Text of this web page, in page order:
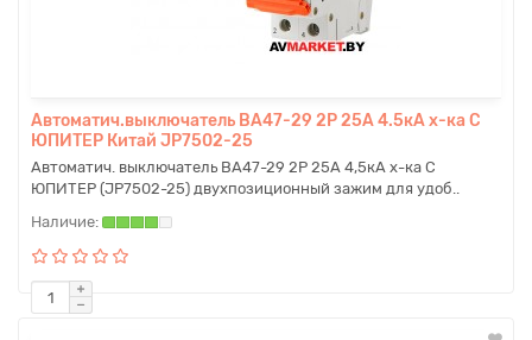
Автоматич.выключатель BA47-29 2P 25A 4.5кА х-ка C
ЮПИТЕР Китай JP7502-25
Автоматич. выключатель ВА47-29 2Р 25А 4,5кА х-ка С
ЮПИТЕР (JP7502-25) двухпозиционный зажим для удоб..